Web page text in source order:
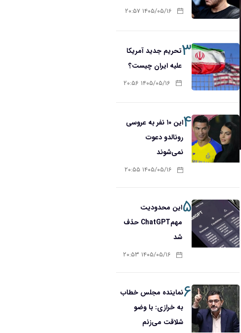
۱۴۰۵/۰۵/۱۶ ۲۰:۵۷
۳تحریم‌ جدید آمریکا
علیه ایران چیست؟
۱۴۰۵/۰۵/۱۶ ۲۰:۵۶
۴
این ۱۰ نفر به عروسی
رونالدو دعوت
نمی‌شوند
۱۴۰۵/۰۵/۱۶ ۲۰:۵۵
۵این محدودیت
مهمChatGPT حذف
شد
۱۴۰۵/۰۵/۱۶ ۲۰:۵۳
۶نماینده مجلس خطاب
به خرازی: با وضو
شلاقت می‌زنم